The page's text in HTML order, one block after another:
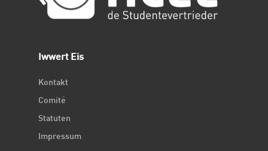
Iwwert Eis
Kontakt
Comité
Statuten
Impressum